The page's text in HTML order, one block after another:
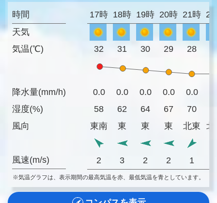
時間
天気
気温(℃)
降水量(mm/h)
湿度(%)
風向
風速(m/s)
17時 18時 19時 20時 21時
32 31 30 29 28
0.0 0.0 0.0 0.0 0.0
58
62 64 67 70
東南
東 東 東 北東 北
2 3 2 2 1
※気温グラフは、表示期間の最高気温を赤、最低気温を青としています。